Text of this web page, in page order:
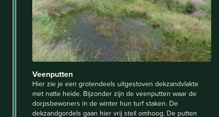
Veenputten
Hier zie je een grotendeels uitgestoven dekzandvlakte
met natte heide. Bijzonder zijn de veenputten waar de
dorpsbewoners in de winter hun turf staken. De
dekzandgordels gaan hier vrij steil omhoog. De putten